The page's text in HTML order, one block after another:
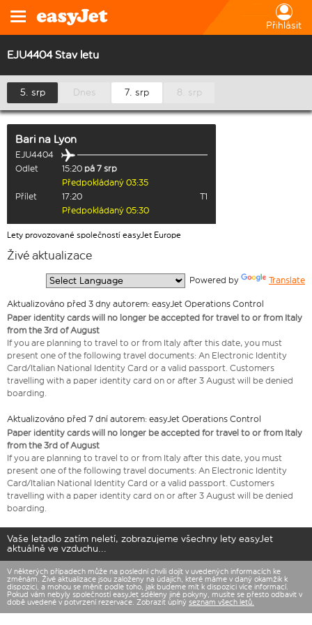
Přihlásit
EJU4404 Stav letu
5. srp Dnes 7. srp 8. srp
Bari na Lyon
EJU4404
Odlet
15:20 pá 7 srp
Předpokládaný 03:35
Přílet
17:20
T1
Předpokládaný 05:30
Lety provozované společností easyJet Europe
Živé aktualizace
Powered by Translate
Aktualizováno před 3 dny autorem: easyJet Operations Control
Paper identity cards will no longer be accepted for travel to or from Italy
from the 3rd of August
If you are planning to travel to or from Italy after this date, you must
present one of the following travel documents: An Electronic Identity
Card/Italian National Identity Card or a valid passport. Customers
travelling with a paper identity card on or after 3 August will be denied
boarding.
Aktualizováno před 7 dní autorem: easyJet Operations Control
Paper identity cards will no longer be accepted for travel to or from Italy
from the 3rd of August
If you are planning to travel to or from Italy after this date, you must
present one of the following travel documents: An Electronic Identity
Card/Italian National Identity Card or a valid passport. Customers
travelling with a paper identity card on or after 3 August will be denied
boarding.
Vaše letadlo zatím neletí, zobrazujeme všechny lety easyJet
aktuálně ve vzduchu...
V některých případech může na poslední chvíli dojít v uvedených informacích ke
změnám. Živé aktualizace jsou založeny na údajích, které máme v daný okamžik k
dispozici, a mohou se měnit podle toho, jak budeme mít k dispozici více informací.
Pokud vám nebyly společností easyJet sděleny jiné pokyny, musíte se přesto odbavit v
době uvedené v potvrzení rezervace. Zobrazit úplný seznam všech letů.